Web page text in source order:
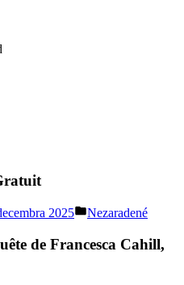
2025
Posted
Nezaradené
de Francesca Cahill,